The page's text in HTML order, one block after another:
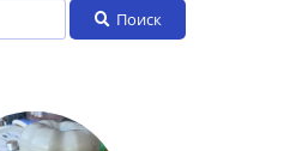
Поиск